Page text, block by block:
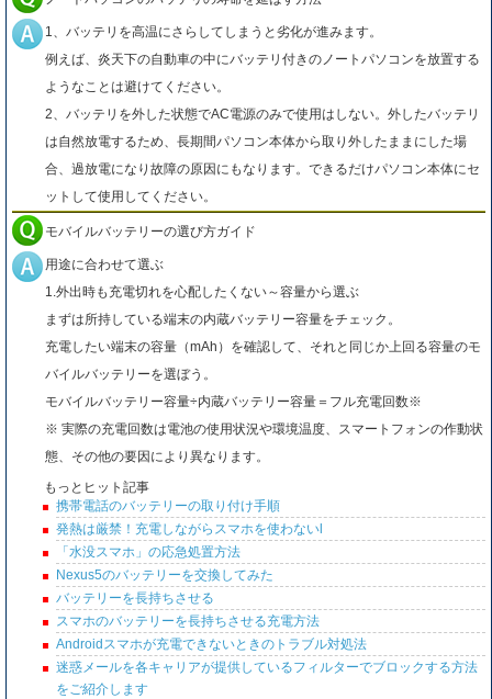
1、バッテリを高温にさらしてしまうと劣化が進みます。
例えば、炎天下の自動車の中にバッテリ付きのノートパソコンを放置する
ようなことは避けてください。
2、バッテリを外した状態でAC電源のみで使用はしない。外したバッテリ
は自然放電するため、長期間パソコン本体から取り外したままにした場
合、過放電になり故障の原因にもなります。できるだけパソコン本体にセ
ットして使用してください。
モバイルバッテリーの選び方ガイド
用途に合わせて選ぶ
1.外出時も充電切れを心配したくない～容量から選ぶ
まずは所持している端末の内蔵バッテリー容量をチェック。
充電したい端末の容量（mAh）を確認して、それと同じか上回る容量のモ
バイルバッテリーを選ぼう。
モバイルバッテリー容量÷内蔵バッテリー容量＝フル充電回数※
※ 実際の充電回数は電池の使用状況や環境温度、スマートフォンの作動状
態、その他の要因により異なります。
もっとヒット記事
携帯電話のバッテリーの取り付け手順
発熱は厳禁！充電しながらスマホを使わないl
「水没スマホ」の応急処置方法
Nexus5のバッテリーを交換してみた
バッテリーを長持ちさせる
スマホのバッテリーを長持ちさせる充電方法
Androidスマホが充電できないときのトラブル対処法
迷惑メールを各キャリアが提供しているフィルターでブロックする方法
をご紹介します